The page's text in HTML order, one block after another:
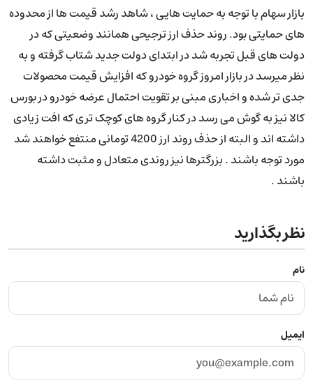
بازار سهام با توجه به حمایت هایی ، شاهد رشد قیمت ها از محدوده
های حمایتی بود. روند حذف ارز ترجیحی همانند وضعیتی که در
دولت های قبل تجربه شد در ابتدای دولت جدید شتاب گرفته و به
نظر میرسد در بازار امروز گروه خودرو که افزایش قیمت محصولات
جدی تر شده و اخباری مبنی بر تقویت احتمال عرضه خودرو در بورس
کالا نیز به گوش می رسد در کنار گروه های کوچک تری که افت زیادی
داشته اند و البته از حذف روند ارز 4200 تومانی منتفع خواهند شد
مورد توجه باشند . بزرگترها نیز روندی متعادل و مثبت داشته
باشند .
نظر بگذارید
نام
ایمیل